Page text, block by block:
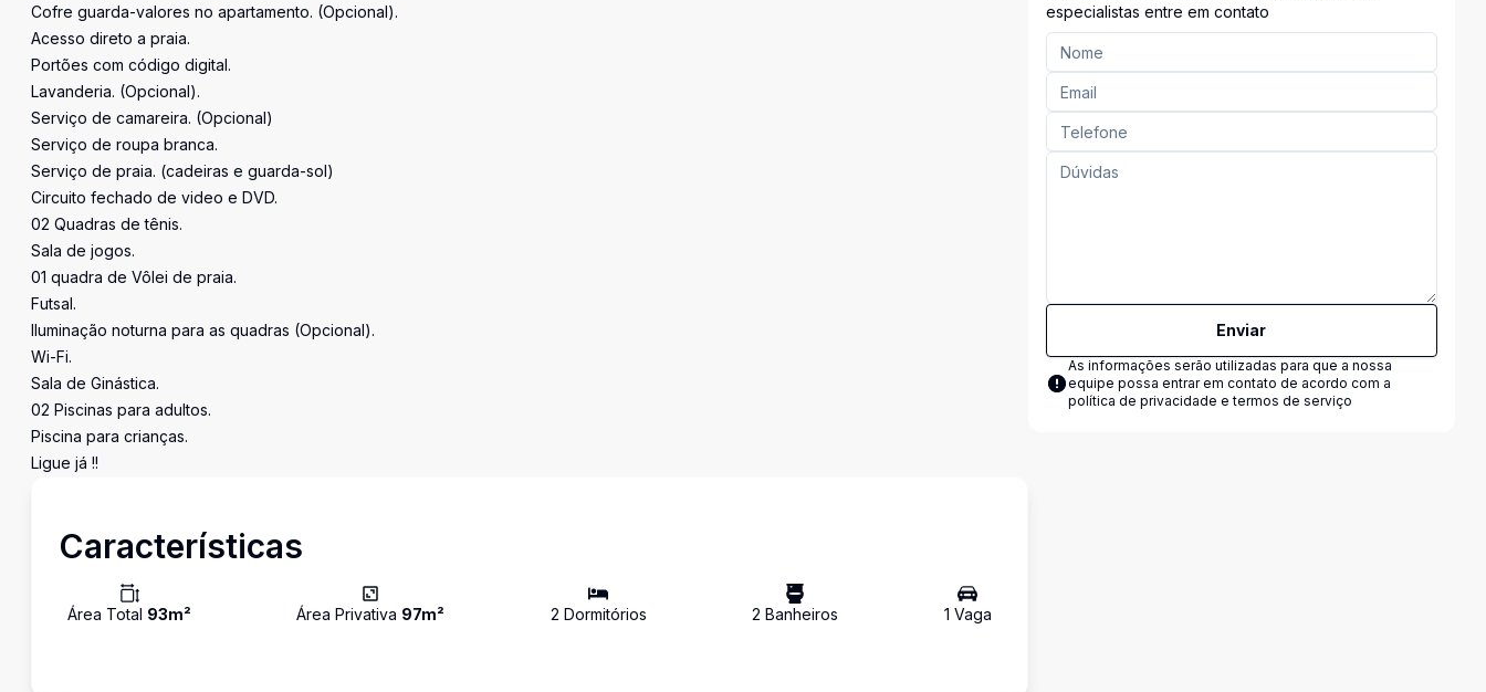
Cofre guarda-valores no apartamento. (Opcional).
Acesso direto a praia.
Portões com código digital.
Lavanderia. (Opcional).
Serviço de camareira. (Opcional)
Serviço de roupa branca.
Serviço de praia. (cadeiras e guarda-sol)
Circuito fechado de video e DVD.
02 Quadras de tênis.
Sala de jogos.
01 quadra de Vôlei de praia.
Futsal.
Iluminação noturna para as quadras (Opcional).
Wi-Fi.
Sala de Ginástica.
02 Piscinas para adultos.
Piscina para crianças.
Ligue já !!
Características
Área Total 93m² Área Privativa 97m² 2 Dormitórios 2 Banheiros 1 Vaga
especialistas entre em contato
Enviar
As informações serão utilizadas para que a nossa
equipe possa entrar em contato de acordo com a
política de privacidade e termos de serviço